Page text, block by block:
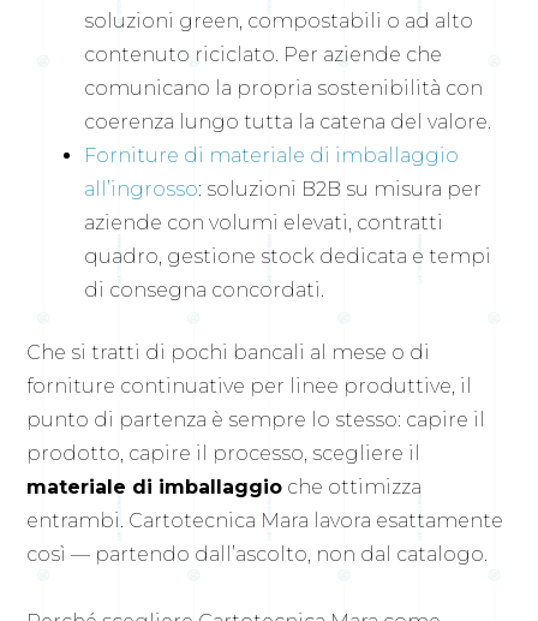
soluzioni green, compostabili o ad alto
contenuto riciclato. Per aziende che
comunicano la propria sostenibilità con
coerenza lungo tutta la catena del valore.
Forniture di materiale di imballaggio
all’ingrosso: soluzioni B2B su misura per
aziende con volumi elevati, contratti
quadro, gestione stock dedicata e tempi
di consegna concordati.
Che si tratti di pochi bancali al mese o di
forniture continuative per linee produttive, il
punto di partenza è sempre lo stesso: capire il
prodotto, capire il processo, scegliere il
materiale di imballaggio che ottimizza
entrambi. Cartotecnica Mara lavora esattamente
così — partendo dall’ascolto, non dal catalogo.